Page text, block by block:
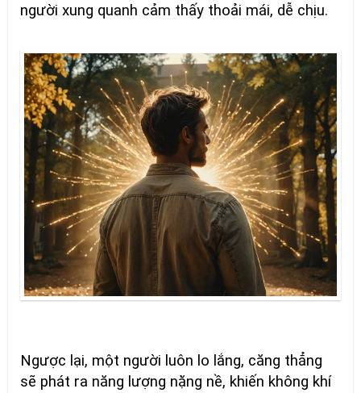
người xung quanh cảm thấy thoải mái, dễ chịu.
Ngược lại, một người luôn lo lắng, căng thẳng
sẽ phát ra năng lượng nặng nề, khiến không khí